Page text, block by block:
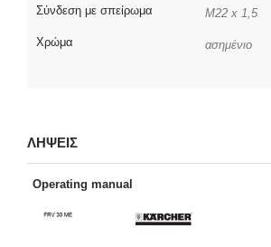
Σύνδεση με σπείρωμα M22 x 1,5
Χρώμα ασημένιο
ΛΗΨΕΙΣ
Operating manual